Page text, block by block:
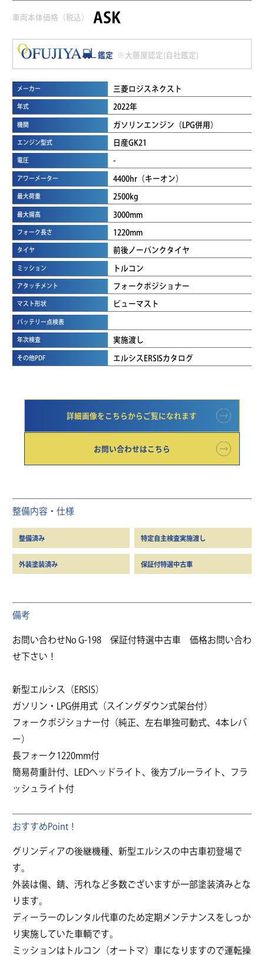
車両本体価格（税込） ASK
鑑定 ※大藤屋認定(自社鑑定)
メーカー 三菱ロジスネクスト
年式 2022年
機関 ガソリンエンジン（LPG併用）
エンジン型式 日産GK21
電圧 -
アワーメーター 4400hr（キーオン）
最大荷重 2500kg
最大揚高 3000mm
フォーク長さ 1220mm
タイヤ 前後ノーパンクタイヤ
ミッション トルコン
アタッチメント フォークポジショナー
マスト形状 ビューマスト
バッテリー点検表
年次検査 実施渡し
その他PDF エルシスERSISカタログ
詳細画像をこちらからご覧になれます
お問い合わせはこちら
整備内容・仕様
整備済み 特定自主検査実施渡し
外装塗装済み 保証付特選中古車
備考
お問い合わせNo G-198 保証付特選中古車 価格お問い合わ
せ下さい！
新型エルシス（ERSIS）
ガソリン・LPG併用式（スイングダウン式架台付）
フォークポジショナー付（純正、左右単独可動式、4本レバ
ー）
長フォーク1220mm付
簡易荷重計付、LEDヘッドライト、後方ブルーライト、フラ
ッシュライト付
おすすめPoint！
グリンディアの後継機種、新型エルシスの中古車初登場で
す。
外装は傷、錆、汚れなど多数ございますが一部塗装済みとな
ります。
ディーラーのレンタル代車のため定期メンテナンスをしっか
り実施していた車輌です。
ミッションはトルコン（オートマ）車になりますので運転操